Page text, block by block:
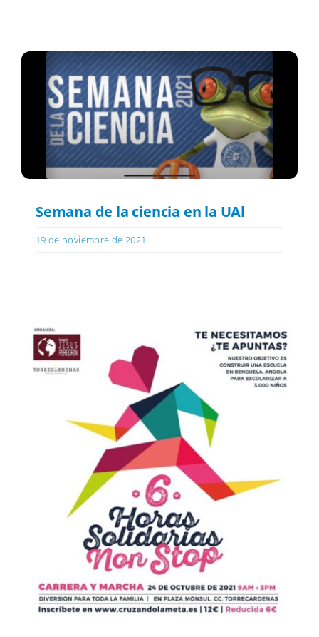
Semana de la ciencia en la UAl
19 de noviembre de 2021